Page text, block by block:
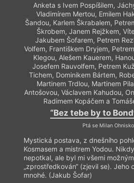
Anketa s Ivem Pospíšilem,
Vladimírem Mertou, Emilem
Šandou, Karlem Škrabalem,
Škrobem, Janem Rejžkem,
Jakubem Šofarem, Petrem
Volfem, Františkem Dryjem,
Klegou, Alešem Kauerem,
Josefem Rauvolfem, Petrem
Tichem, Dominikem Bártem,
Martinem Trdlou, Martinem
Antošovou, Václavem Kahudou,
Radimem Kopáčem a
“Bez tebe by to
Ptá se Milan Ohnisko
Mystická postava, z dnešního
Kosmasem a mistrem Yodou.
nepotkal, ale byl mi všemi
„zprostředkován“ (zjevil se). Jeho
mnohé. (Jakub Šofar)